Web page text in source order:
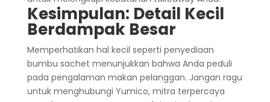
Kesimpulan: Detail Kecil
Berdampak Besar
Memperhatikan hal kecil seperti penyediaan
bumbu sachet menunjukkan bahwa Anda peduli
pada pengalaman makan pelanggan. Jangan ragu
untuk menghubungi Yumico, mitra terpercaya